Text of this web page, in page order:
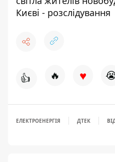
Києві - розслідування
👍 🔥 ♥
ЕЛЕКТРОЕНЕРГІЯ ДТЕК